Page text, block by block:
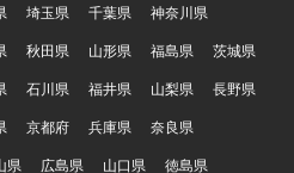
埼玉県 千葉県
神奈川県
秋田県 山形県 福島県
茨城県
石川県 福井県 山梨県
長野県
京都府 兵庫県
奈良県
県 広島県 山口県 徳島県